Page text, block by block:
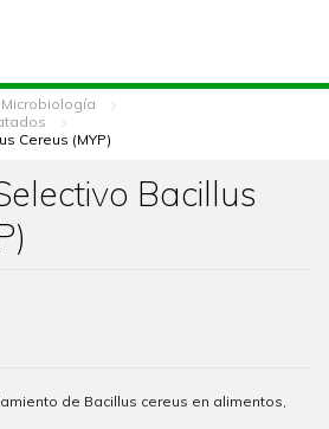
Microbiología
Cereus (MYP)
Bacillus
de Bacillus cereus en alimentos,